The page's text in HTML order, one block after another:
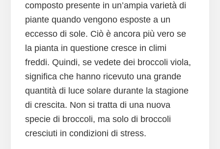
composto presente in un’ampia varietà di
piante quando vengono esposte a un
eccesso di sole. Ciò è ancora più vero se
la pianta in questione cresce in climi
freddi. Quindi, se vedete dei broccoli viola,
significa che hanno ricevuto una grande
quantità di luce solare durante la stagione
di crescita. Non si tratta di una nuova
specie di broccoli, ma solo di broccoli
cresciuti in condizioni di stress.